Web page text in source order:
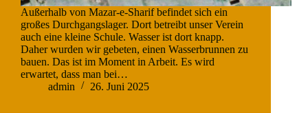
Außerhalb von Mazar-e-Sharif befindet sich ein
großes Durchgangslager. Dort betreibt unser Verein
auch eine kleine Schule. Wasser ist dort knapp.
Daher wurden wir gebeten, einen Wasserbrunnen zu
bauen. Das ist im Moment in Arbeit. Es wird
erwartet, dass man bei…
admin
26. Juni 2025